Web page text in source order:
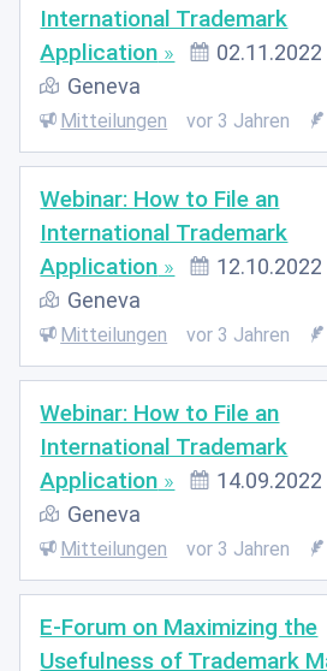
International Trademark
Application
02.11.2022
Geneva
Mitteilungen vor 3 Jahren
Webinar: How to File an
International Trademark
Application
12.10.2022
Geneva
Mitteilungen vor 3 Jahren
Webinar: How to File an
International Trademark
Application
14.09.2022
Geneva
Mitteilungen vor 3 Jahren
E-Forum on Maximizing the
Usefulness of Trademark